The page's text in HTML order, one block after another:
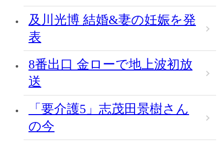
及川光博 結婚&妻の妊娠を発
表
8番出口 金ローで地上波初放
送
「要介護5」志茂田景樹さん
の今